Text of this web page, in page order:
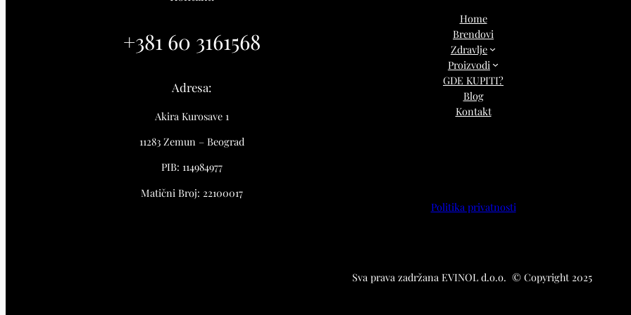
+381 60 3161568
Adresa:
Akira Kurosave 1
11283 Zemun – Beograd
PIB: 114984977
Matični Broj: 22100017
Home
Brendovi
Zdravlje
Proizvodi
GDE KUPITI?
Blog
Kontakt
Politika privatnosti
Sva prava zadržana EVINOL d.o.o. © Copyright 2025